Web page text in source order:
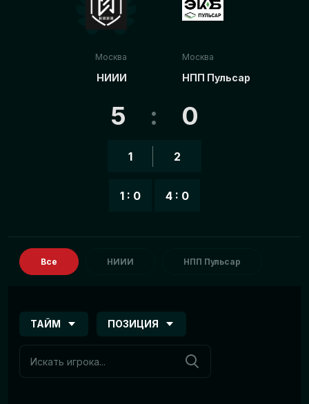
Москва
НИИИ
5 : 0
1
1 : 0
2
4 : 0
Москва
НПП Пульсар
Все НИИИ НПП Пульсар
ТАЙМ ПОЗИЦИЯ